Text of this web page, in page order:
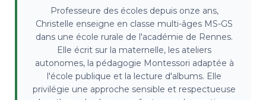
Professeure des écoles depuis onze ans,
Christelle enseigne en classe multi-âges MS-GS
dans une école rurale de l'académie de Rennes.
Elle écrit sur la maternelle, les ateliers
autonomes, la pédagogie Montessori adaptée à
l'école publique et la lecture d'albums. Elle
privilégie une approche sensible et respectueuse